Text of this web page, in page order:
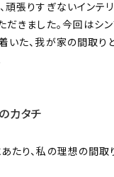
頑張りすぎないインテ
だきました。今回はシ
いた、我が家の間取り
カタチ
たり、私の理想の間